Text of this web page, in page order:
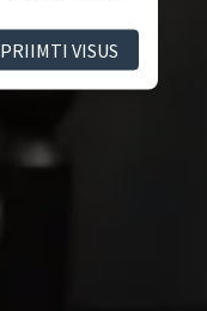
PRIIMTI VISUS